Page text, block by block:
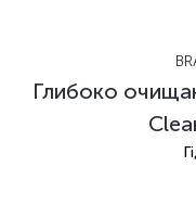
Глибоко